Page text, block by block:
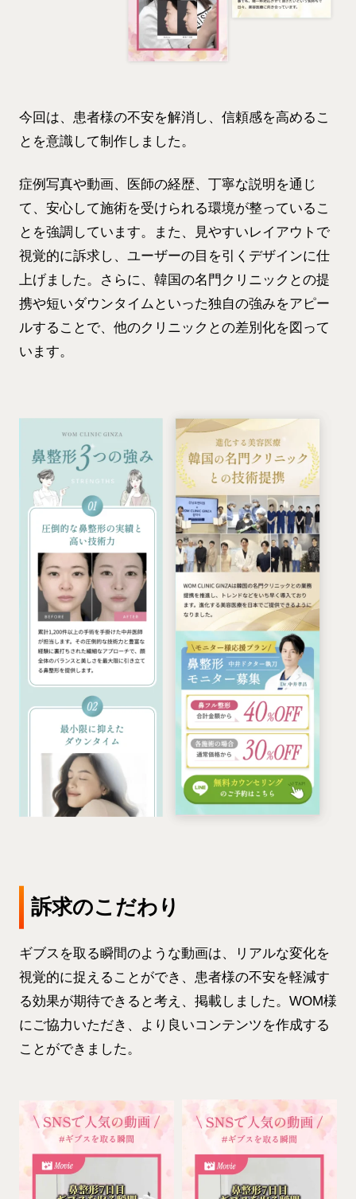
今回は、患者様の不安を解消し、信頼感を高めるこ
とを意識して制作しました。
症例写真や動画、医師の経歴、丁寧な説明を通じ
て、安心して施術を受けられる環境が整っているこ
とを強調しています。また、見やすいレイアウトで
視覚的に訴求し、ユーザーの目を引くデザインに仕
上げました。さらに、韓国の名門クリニックとの提
携や短いダウンタイムといった独自の強みをアピー
ルすることで、他のクリニックとの差別化を図って
います。
訴求のこだわり
ギブスを取る瞬間のような動画は、リアルな変化を
視覚的に捉えることができ、患者様の不安を軽減す
る効果が期待できると考え、掲載しました。WOM様
にご協力いただき、より良いコンテンツを作成する
ことができました。